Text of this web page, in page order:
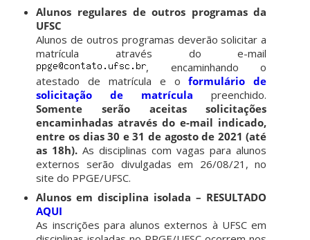
Alunos regulares de outros programas da
UFSC
Alunos de outros programas deverão solicitar a
matrícula através do e-mail
, encaminhando o
atestado de matrícula e oformulário de
solicitação de matrícula preenchido.
Somente serão aceitas solicitações
encaminhadas através do e-mail indicado,
entre os dias 30 e 31 de agosto de 2021 (até
as 18h).As disciplinas com vagas para alunos
externos serão divulgadas em 26/08/21, no
site do PPGE/UFSC.
Alunos em disciplina isolada – RESULTADO
AQUI
As inscrições para alunos externos à UFSC em